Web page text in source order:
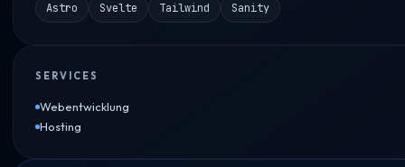
Astro Svelte Tailwind Sanity
SERVICES
Webentwicklung
Hosting